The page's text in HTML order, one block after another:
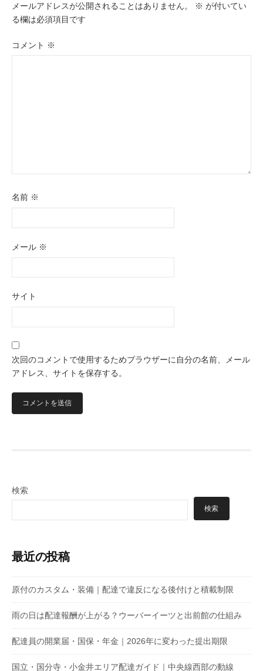
シ
ン
メールアドレスが公開されることはありません。 ※ が付いてい
る欄は必須項目です
コメント ※
名前 ※
メール ※
サイト
次回のコメントで使用するためブラウザーに自分の名前、メール
アドレス、サイトを保存する。
検索
検索
最近の投稿
原付のカスタム・装備｜配達で違反になる後付けと積載制限
雨の日は配達報酬が上がる？ウーバーイーツと出前館の仕組み
配達員の開業届・国保・年金｜2026年に変わった提出期限
国立・国分寺・小金井エリア配達ガイド｜中央線西部の動線